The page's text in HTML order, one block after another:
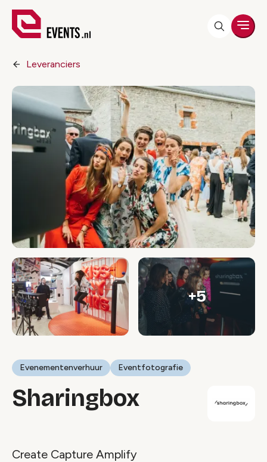
Leveranciers
+5
Evenementenverhuur Eventfotografie
Sharingbox
Create Capture Amplify